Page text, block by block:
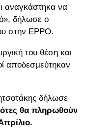
αναγκάστηκα να
δήλωσε ο
στην EPPO.
του θέση και
αποδεσμεύτηκαν
δήλωσε
θα πληρωθούν